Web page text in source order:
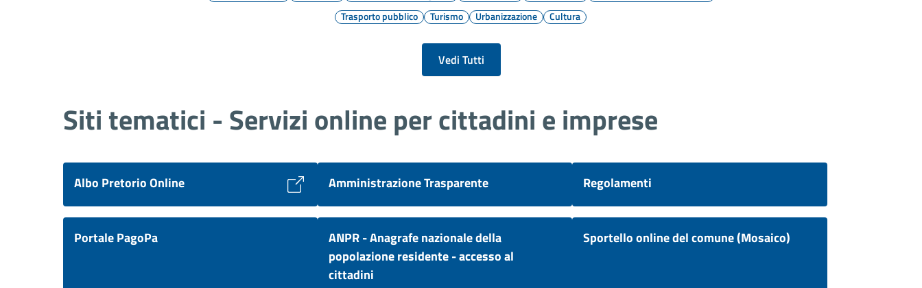
Trasporto pubblico
Turismo Urbanizzazione Cultura
Vedi Tutti
Siti tematici - Servizi online per cittadini e imprese
Albo Pretorio Online Amministrazione Trasparente Regolamenti
Portale PagoPa
ANPR - Anagrafe nazionale della
popolazione residente - accesso al
cittadini
Sportello online del comune (Mosaico)